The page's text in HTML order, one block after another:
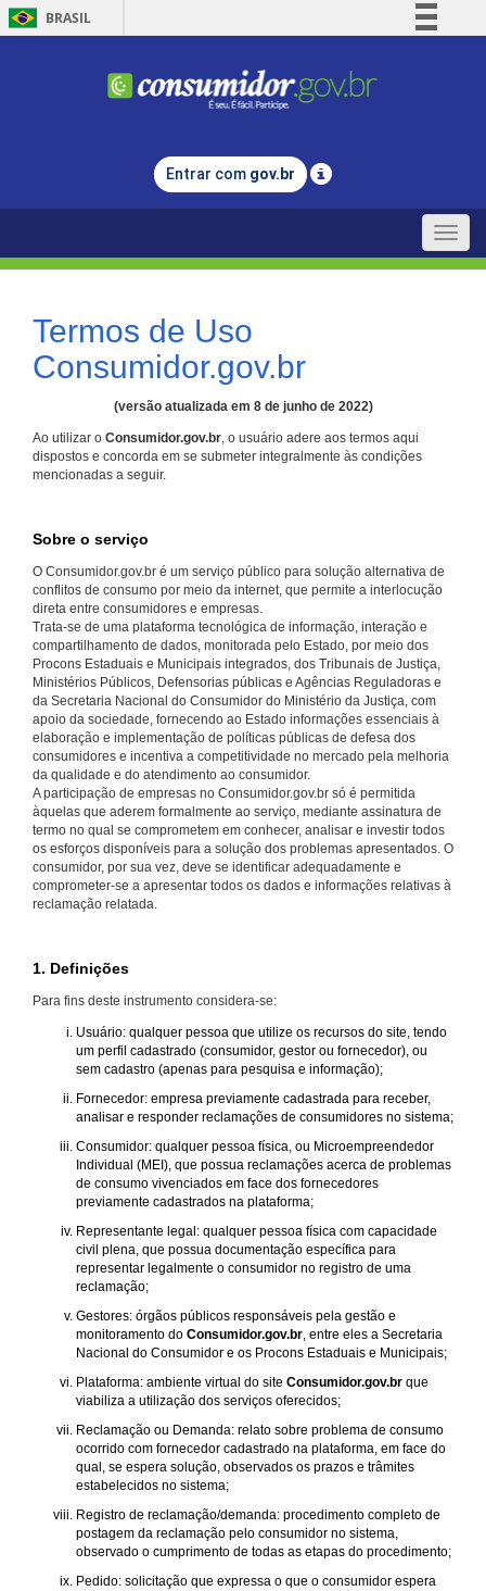
BRASIL
Comunica BR
Legislação
Entrar com gov.br
Toggle
Termos de Uso
Consumidor.gov.br
(versão atualizada em 8 de junho de 2022)
Ao utilizar o Consumidor.gov.br, o usuário adere aos termos aqui
dispostos e concorda em se submeter integralmente às condições
mencionadas a seguir.
Sobre o serviço
O Consumidor.gov.br é um serviço público para solução alternativa de
conflitos de consumo por meio da internet, que permite a interlocução
direta entre consumidores e empresas.
Trata-se de uma plataforma tecnológica de informação, interação e
compartilhamento de dados, monitorada pelo Estado, por meio dos
Procons Estaduais e Municipais integrados, dos Tribunais de Justiça,
Ministérios Públicos, Defensorias públicas e Agências Reguladoras e
da Secretaria Nacional do Consumidor do Ministério da Justiça, com
apoio da sociedade, fornecendo ao Estado informações essenciais à
elaboração e implementação de políticas públicas de defesa dos
consumidores e incentiva a competitividade no mercado pela melhoria
da qualidade e do atendimento ao consumidor.
A participação de empresas no Consumidor.gov.br só é permitida
àquelas que aderem formalmente ao serviço, mediante assinatura de
termo no qual se comprometem em conhecer, analisar e investir todos
os esforços disponíveis para a solução dos problemas apresentados. O
consumidor, por sua vez, deve se identificar adequadamente e
comprometer-se a apresentar todos os dados e informações relativas à
reclamação relatada.
1. Definições
Para fins deste instrumento considera-se:
Usuário: qualquer pessoa que utilize os recursos do site, tendo
um perfil cadastrado (consumidor, gestor ou fornecedor), ou
sem cadastro (apenas para pesquisa e informação);
Fornecedor: empresa previamente cadastrada para receber,
analisar e responder reclamações de consumidores no sistema;
Consumidor: qualquer pessoa física, ou Microempreendedor
Individual (MEI), que possua reclamações acerca de problemas
de consumo vivenciados em face dos fornecedores
previamente cadastrados na plataforma;
Representante legal: qualquer pessoa física com capacidade
civil plena, que possua documentação específica para
representar legalmente o consumidor no registro de uma
reclamação;
Gestores: órgãos públicos responsáveis pela gestão e
monitoramento do Consumidor.gov.br, entre eles a Secretaria
Nacional do Consumidor e os Procons Estaduais e Municipais;
Plataforma: ambiente virtual do site Consumidor.gov.br que
viabiliza a utilização dos serviços oferecidos;
Reclamação ou Demanda: relato sobre problema de consumo
ocorrido com fornecedor cadastrado na plataforma, em face do
qual, se espera solução, observados os prazos e trâmites
estabelecidos no sistema;
Registro de reclamação/demanda: procedimento completo de
postagem da reclamação pelo consumidor no sistema,
observado o cumprimento de todas as etapas do procedimento;
Pedido: solicitação que expressa o que o consumidor espera